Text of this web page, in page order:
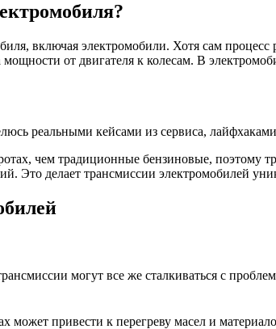
включая электромобили. Хотя сам
от двигателя к колесам. В
реальными кейсами из сервиса,
чем традиционные бензиновые, поэтому
Это делает трансмиссии электромобилей
могут все же сталкиваться с
может привести к перегреву масел и